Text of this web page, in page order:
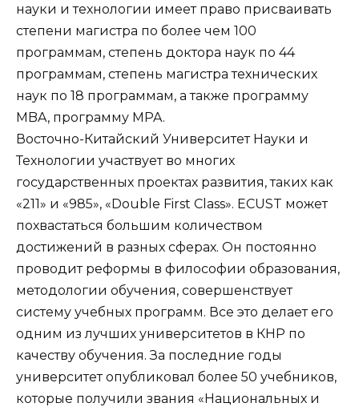
науки и технологии имеет право присваивать
степени магистра по более чем 100
программам, степень доктора наук по 44
программам, степень магистра технических
наук по 18 программам, а также программу
MBA, программу MPA.
Восточно-Китайский Университет Науки и
Технологии участвует во многих
государственных проектах развития, таких как
«211» и «985», «Double First Class». ECUST может
похвастаться большим количеством
достижений в разных сферах. Он постоянно
проводит реформы в философии образования,
методологии обучения, совершенствует
систему учебных программ. Все это делает его
одним из лучших университетов в КНР по
качеству обучения. За последние годы
университет опубликовал более 50 учебников,
которые получили звания «Национальных и